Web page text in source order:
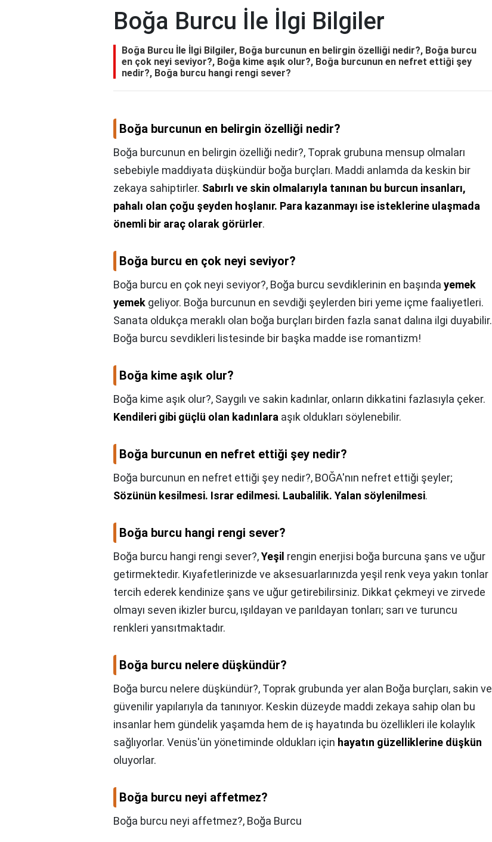
Boğa Burcu İle İlgi Bilgiler
Boğa Burcu İle İlgi Bilgiler, Boğa burcunun en belirgin özelliği nedir?, Boğa burcu
en çok neyi seviyor?, Boğa kime aşık olur?, Boğa burcunun en nefret ettiği şey
nedir?, Boğa burcu hangi rengi sever?
Boğa burcunun en belirgin özelliği nedir?
Boğa burcunun en belirgin özelliği nedir?, Toprak grubuna mensup olmaları
sebebiyle maddiyata düşkündür boğa burçları. Maddi anlamda da keskin bir
zekaya sahiptirler. Sabırlı ve skin olmalarıyla tanınan bu burcun insanları,
pahalı olan çoğu şeyden hoşlanır. Para kazanmayı ise isteklerine ulaşmada
önemli bir araç olarak görürler.
Boğa burcu en çok neyi seviyor?
Boğa burcu en çok neyi seviyor?, Boğa burcu sevdiklerinin en başında yemek
yemek geliyor. Boğa burcunun en sevdiği şeylerden biri yeme içme faaliyetleri.
Sanata oldukça meraklı olan boğa burçları birden fazla sanat dalına ilgi duyabilir.
Boğa burcu sevdikleri listesinde bir başka madde ise romantizm!
Boğa kime aşık olur?
Boğa kime aşık olur?, Saygılı ve sakin kadınlar, onların dikkatini fazlasıyla çeker.
Kendileri gibi güçlü olan kadınlara aşık oldukları söylenebilir.
Boğa burcunun en nefret ettiği şey nedir?
Boğa burcunun en nefret ettiği şey nedir?, BOĞA'nın nefret ettiği şeyler;
Sözünün kesilmesi. Israr edilmesi. Laubalilik. Yalan söylenilmesi.
Boğa burcu hangi rengi sever?
Boğa burcu hangi rengi sever?,Yeşil rengin enerjisi boğa burcuna şans ve uğur
getirmektedir. Kıyafetlerinizde ve aksesuarlarınızda yeşil renk veya yakın tonlar
tercih ederek kendinize şans ve uğur getirebilirsiniz. Dikkat çekmeyi ve zirvede
olmayı seven ikizler burcu, ışıldayan ve parıldayan tonları; sarı ve turuncu
renkleri yansıtmaktadır.
Boğa burcu nelere düşkündür?
Boğa burcu nelere düşkündür?, Toprak grubunda yer alan Boğa burçları, sakin ve
güvenilir yapılarıyla da tanınıyor. Keskin düzeyde maddi zekaya sahip olan bu
insanlar hem gündelik yaşamda hem de iş hayatında bu özellikleri ile kolaylık
sağlıyorlar. Venüs'ün yönetiminde oldukları için hayatın güzelliklerine düşkün
oluyorlar.
Boğa burcu neyi affetmez?
Boğa burcu neyi affetmez?, Boğa Burcu